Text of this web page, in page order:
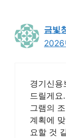
금빛
2026
경기신용
드릴게요
그램의
계획에
요할 것